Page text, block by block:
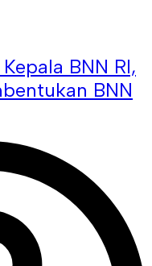
BNN RI,
BNN